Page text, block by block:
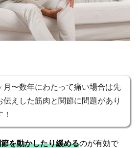
月〜数年にわたって痛い場合は先
伝えした筋肉と関節に問題があり
！
を動かしたり緩めるのが有効で